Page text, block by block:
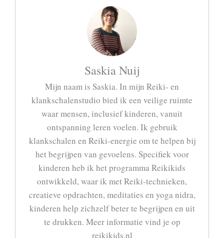
Saskia Nuij
Mijn naam is Saskia. In mijn Reiki- en
klankschalenstudio bied ik een veilige ruimte
waar mensen, inclusief kinderen, vanuit
ontspanning leren voelen. Ik gebruik
klankschalen en Reiki-energie om te helpen bij
het begrijpen van gevoelens. Specifiek voor
kinderen heb ik het programma Reikikids
ontwikkeld, waar ik met Reiki-technieken,
creatieve opdrachten, meditaties en yoga nidra,
kinderen help zichzelf beter te begrijpen en uit
te drukken. Meer informatie vind je op
reikikids.nl